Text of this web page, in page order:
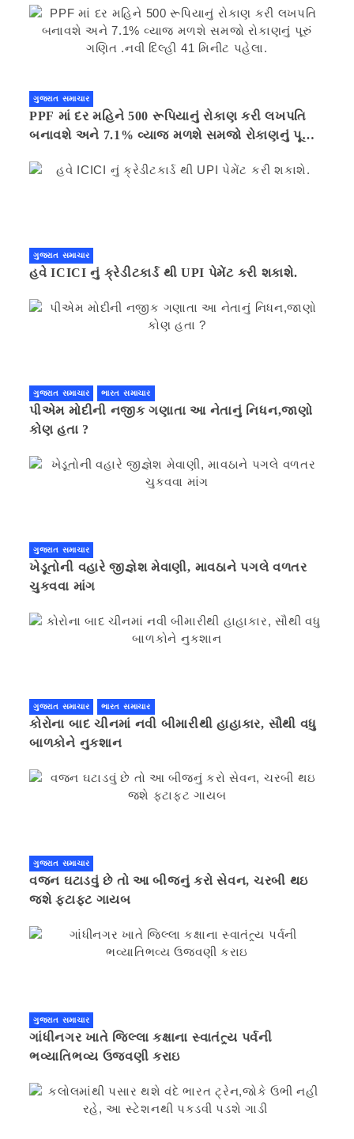
ગુજરાત સમાચાર
PPF માં દર મહિને 500 રૂપિયાનું રોકાણ કરી લખપતિ
બનાવશે અને 7.1% વ્યાજ મળશે સમજો રોકાણનું પૂરું
ગુજરાત સમાચાર
હવે ICICI નું ક્રેડીટકાર્ડ થી UPI પેમેંટ કરી શકાશે.
ગુજરાત સમાચાર ભારત સમાચાર
પીએમ મોદીની નજીક ગણાતા આ નેતાનું નિધન,જાણો
કોણ હતા ?
ગુજરાત સમાચાર
ખેડૂતોની વહારે જીજ્ઞેશ મેવાણી, માવઠાને પગલે વળતર
ચુકવવા માંગ
ગુજરાત સમાચાર ભારત સમાચાર
કોરોના બાદ ચીનમાં નવી બીમારીથી હાહાકાર, સૌથી વધુ
બાળકોને નુકશાન
ગુજરાત સમાચાર
વજન ઘટાડવું છે તો આ બીજનું કરો સેવન, ચરબી થઇ
જશે ફટાફટ ગાયબ
ગુજરાત સમાચાર
ગાંધીનગર ખાતે જિલ્લા કક્ષાના સ્વાતંત્ર્ય પર્વની
ભવ્યાતિભવ્ય ઉજવણી કરાઇ